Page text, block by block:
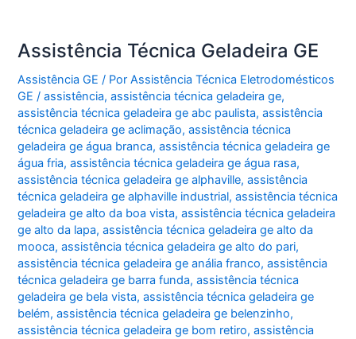
Assistência Técnica Geladeira GE
Assistência GE / PorAssistência Técnica Eletrodomésticos
GE/assistência,assistência técnica geladeira ge,
assistência técnica geladeira ge abc paulista,assistência
técnica geladeira ge aclimação,assistência técnica
geladeira ge água branca,assistência técnica geladeira ge
água fria,assistência técnica geladeira ge água rasa,
assistência técnica geladeira ge alphaville,assistência
técnica geladeira ge alphaville industrial,assistência técnica
geladeira ge alto da boa vista,assistência técnica geladeira
ge alto da lapa,assistência técnica geladeira ge alto da
mooca,assistência técnica geladeira ge alto do pari,
assistência técnica geladeira ge anália franco,assistência
técnica geladeira ge barra funda,assistência técnica
geladeira ge bela vista,assistência técnica geladeira ge
belém,assistência técnica geladeira ge belenzinho,
assistência técnica geladeira ge bom retiro,assistência